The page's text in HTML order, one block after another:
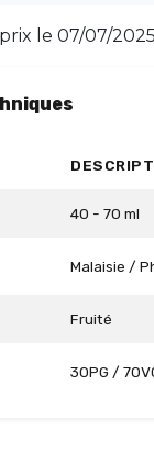
le 07/07/
40 - 70 ml
Malaisie /
Fruité
30PG /